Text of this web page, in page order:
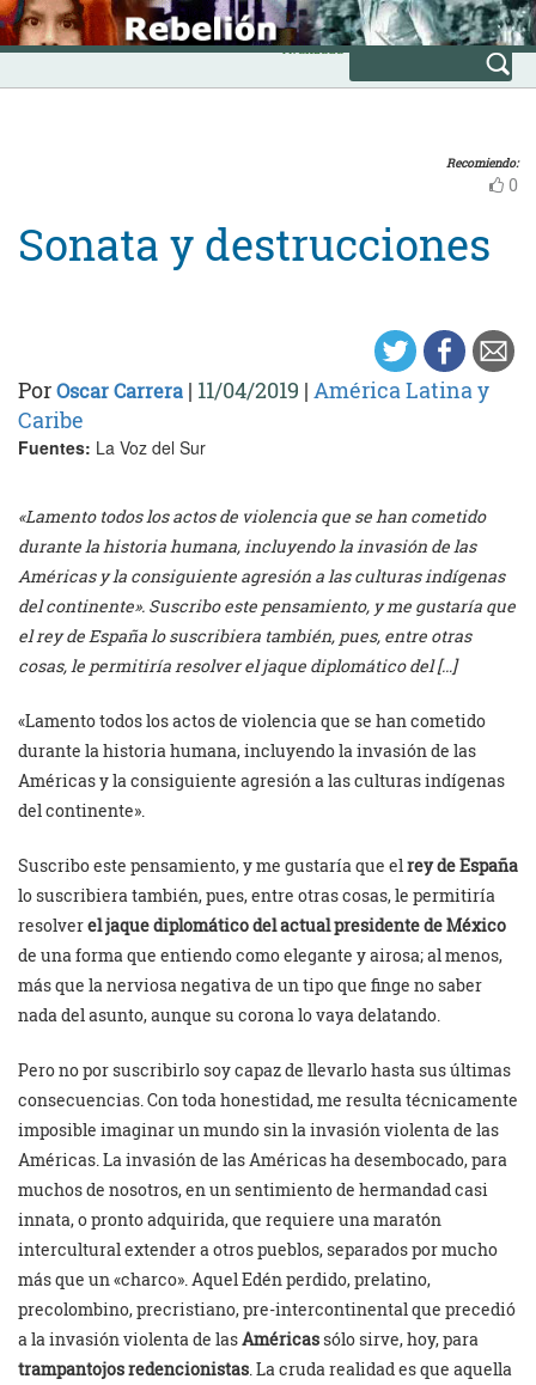
Skip
to
content
INICIO
Avanzada
Recomiendo:
0
Sonata y destrucciones
PorOscar Carrera | 11/04/2019 | América Latina y
Caribe
Fuentes: La Voz del Sur
«Lamento todos los actos de violencia que se han cometido
durante la historia humana, incluyendo la invasión de las
Américas y la consiguiente agresión a las culturas indígenas
del continente». Suscribo este pensamiento, y me gustaría que
el rey de España lo suscribiera también, pues, entre otras
cosas, le permitiría resolver el jaque diplomático del […]
«Lamento todos los actos de violencia que se han cometido
durante la historia humana, incluyendo la invasión de las
Américas y la consiguiente agresión a las culturas indígenas
del continente».
Suscribo este pensamiento, y me gustaría que elrey de España
lo suscribiera también, pues, entre otras cosas, le permitiría
resolverel jaque diplomático del actual presidente de México
de una forma que entiendo como elegante y airosa; al menos,
más que la nerviosa negativa de un tipo que finge no saber
nada del asunto, aunque su corona lo vaya delatando.
Pero no por suscribirlo soy capaz de llevarlo hasta sus últimas
consecuencias. Con toda honestidad, me resulta técnicamente
imposible imaginar un mundo sin la invasión violenta de las
Américas. La invasión de las Américas ha desembocado, para
muchos de nosotros, en un sentimiento de hermandad casi
innata, o pronto adquirida, que requiere una maratón
intercultural extender a otros pueblos, separados por mucho
más que un «charco». Aquel Edén perdido, prelatino,
precolombino, precristiano, pre-intercontinental que precedió
a la invasión violenta de lasAméricassólo sirve, hoy, para
trampantojos redencionistas. La cruda realidad es que aquella